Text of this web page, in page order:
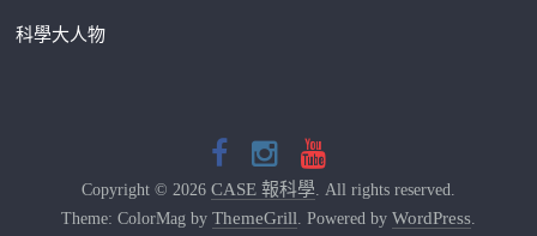
科學大人物
Copyright © 2026 CASE 報科學. All rights reserved.
Theme: ColorMag by ThemeGrill. Powered by WordPress.